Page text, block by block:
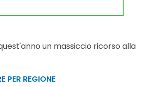
un massiccio ricorso alla
PER REGIONE